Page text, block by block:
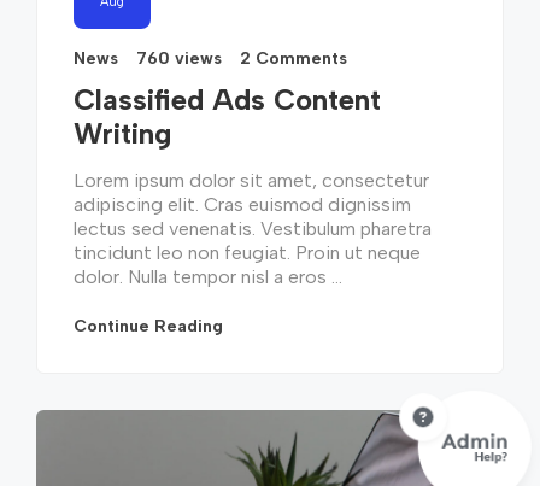
News 760 views 2 Comments
Classified Ads Content
Writing
Lorem ipsum dolor sit amet, consectetur
adipiscing elit. Cras euismod dignissim
lectus sed venenatis. Vestibulum pharetra
tincidunt leo non feugiat. Proin ut neque
dolor. Nulla tempor nisl a eros ...
Continue Reading